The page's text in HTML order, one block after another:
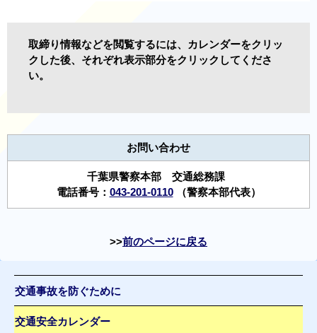
取締り情報などを閲覧するには、カレンダーをクリッ
クした後、それぞれ表示部分をクリックしてくださ
い。
お問い合わせ
千葉県警察本部 交通総務課
電話番号： 043-201-0110（警察本部代表）
前のページに戻る
交通事故を防ぐために
交通安全カレンダー